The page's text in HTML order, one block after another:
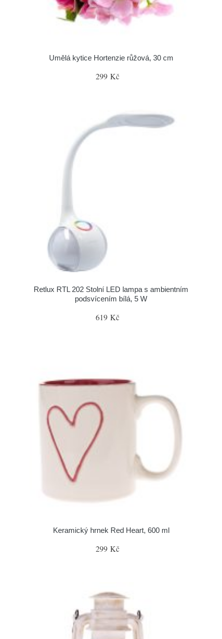
Umělá kytice Hortenzie růžová, 30 cm
299 Kč
Retlux RTL 202 Stolní LED lampa s ambientním
podsvícením bílá, 5 W
619 Kč
Keramický hrnek Red Heart, 600 ml
299 Kč